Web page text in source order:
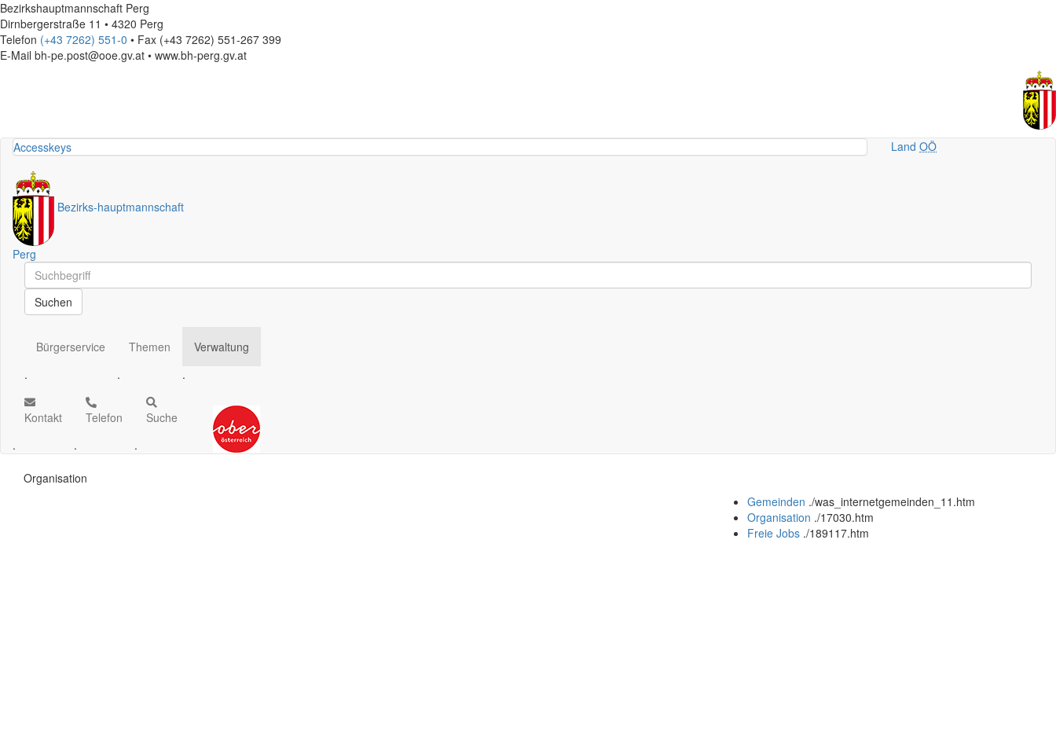
Bezirkshauptmannschaft Perg
Dirnbergerstraße 11 • 4320 Perg
Telefon (+43 7262) 551-0 • Fax (+43 7262) 551-267 399
E-Mail bh-pe.post@ooe.gv.at • www.bh-perg.gv.at
Accesskeys LandOÖ
Bezirks-hauptmannschaft
Perg
Schnellsuche
Schnellsuche
Suchen
Bürgerservice
.
Themen
.
Verwaltung
.
Kontakt
.
Telefon
.
Suche
.
Organisation
Gemeinden ./was_internetgemeinden_11.htm
Organisation ./17030.htm
Freie Jobs ./189117.htm